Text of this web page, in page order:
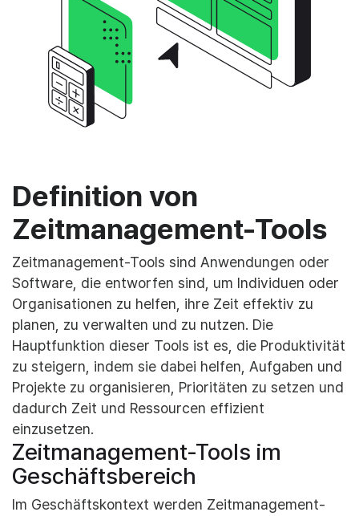
Definition von
Zeitmanagement-Tools
Zeitmanagement-Tools sind Anwendungen oder
Software, die entworfen sind, um Individuen oder
Organisationen zu helfen, ihre Zeit effektiv zu
planen, zu verwalten und zu nutzen. Die
Hauptfunktion dieser Tools ist es, die Produktivität
zu steigern, indem sie dabei helfen, Aufgaben und
Projekte zu organisieren, Prioritäten zu setzen und
dadurch Zeit und Ressourcen effizient
einzusetzen.
Zeitmanagement-Tools im
Geschäftsbereich
Im Geschäftskontext werden Zeitmanagement-